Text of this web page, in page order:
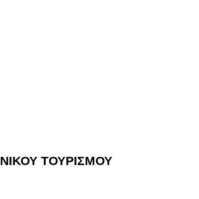
ΤΟΥΡΙΣΜΟΥ